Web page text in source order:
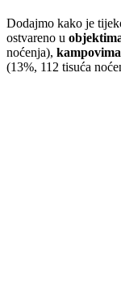
Dodajmo kako je
ostvareno u
noćenja), kampovima
(13%, 112 tisuća